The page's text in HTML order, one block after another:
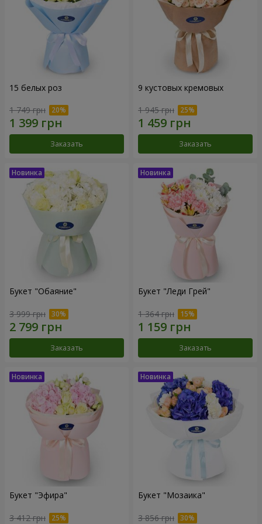
15 белых роз
1 749 грн
Заказать
9 кустовых кремовых
1 945 грн
Заказать
Букет "Обаяние"
3 999 грн
Заказать
Букет "Леди Грей"
1 364 грн
Заказать
Букет "Эфира"
3 412 грн
Букет "Мозаика"
3 856 грн